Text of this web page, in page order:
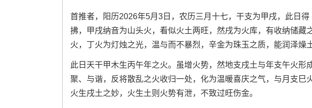
首推者，阳历2026年5月3日，农历三月十七，干支为甲戌，此日
拂，甲戌纳音为山头火，看似火土两旺，然戌为火库，有收纳储藏
火，丁火为灯烛之光，温与而不暴烈，辛金为珠玉之质，能润泽燥土
此日天干甲木生丙午年之火。虽增火势，然地支戌土与年支午火形
聚、与谐，反将散乱之火收归一处，化为温暖喜庆之气，与月支巳
火生戌土之妙，火生土则火势有泄，不致过旺伤金。